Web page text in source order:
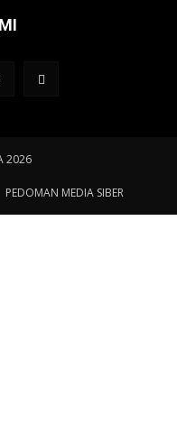
2026
PEDOMAN MEDIA SIBER